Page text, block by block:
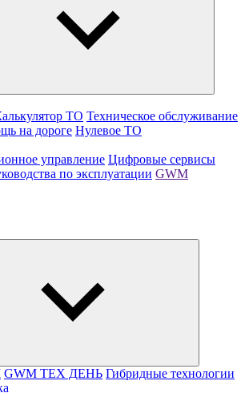
ТО Техническое обслуживание
на дороге Нулевое ТО
управление Цифровые сервисы
по эксплуатации GWM
GWM ТЕХ ДЕНЬ Гибридные технологии